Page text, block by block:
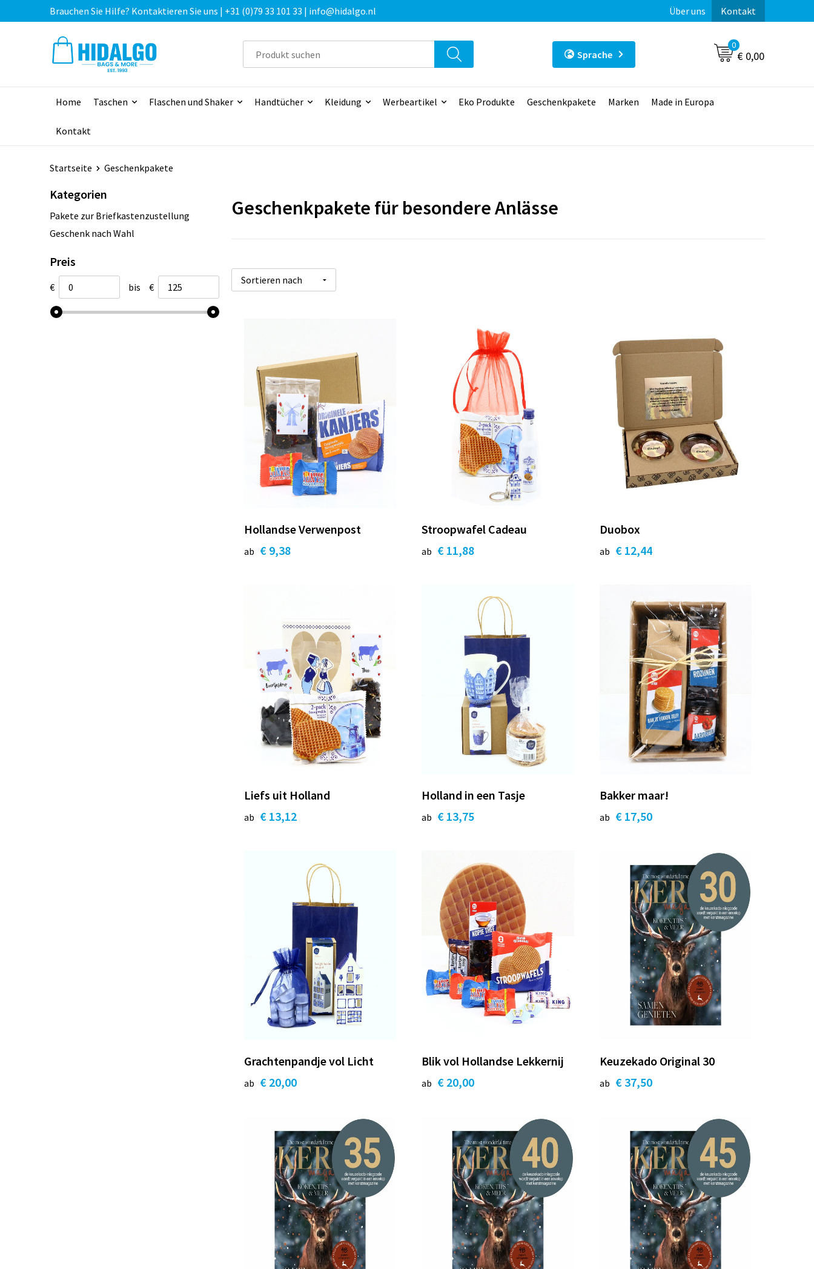
Brauchen Sie Hilfe? Kontaktieren Sie uns | +31 (0)79 33 101 33 | info@hidalgo.nl Über uns Kontakt
Sprache
0
€ 0,00
Home Taschen Flaschen und Shaker Handtücher Kleidung Werbeartikel Eko Produkte Geschenkpakete Marken Made in Europa
Kontakt
Startseite Geschenkpakete
Kategorien
Pakete zur Briefkastenzustellung
Geschenk nach Wahl
Preis
€ bis €
Geschenkpakete für besondere Anlässe
Hollandse Verwenpost
ab € 9,38
Stroopwafel Cadeau
ab € 11,88
Duobox
ab € 12,44
Liefs uit Holland
ab € 13,12
Holland in een Tasje
ab € 13,75
Bakker maar!
ab € 17,50
Grachtenpandje vol Licht
ab € 20,00
Blik vol Hollandse Lekkernij
ab € 20,00
Keuzekado Original 30
ab € 37,50